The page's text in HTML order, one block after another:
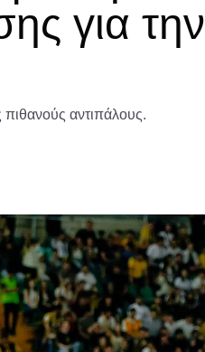
για
αντιπάλους.